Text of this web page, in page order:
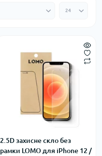
2.5D захисне скло без
рамки LOMO для iPhone 12 /